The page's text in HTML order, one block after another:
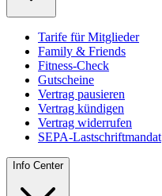
Tarife für Mitglieder
Family & Friends
Fitness-Check
Gutscheine
Vertrag pausieren
Vertrag kündigen
Vertrag widerrufen
SEPA-Lastschriftmandat
Info Center